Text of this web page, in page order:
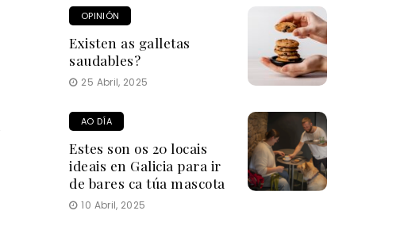
OPINIÓN
Existen as galletas
saudables?
25 Abril, 2025
AO DÍA
Estes son os 20 locais
ideais en Galicia para ir
de bares ca túa mascota
10 Abril, 2025